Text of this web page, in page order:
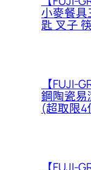
小麥餐具
匙 叉子
【FUJI-
鋼陶瓷易
(超取限4